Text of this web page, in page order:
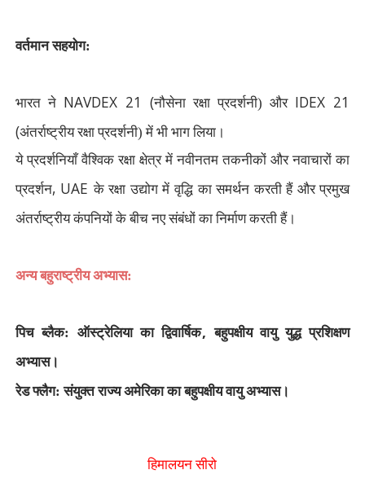
वर्तमान सहयोग:
भारत ने NAVDEX 21 (नौसेना रक्षा प्रदर्शनी) और IDEX 21
(अंतर्राष्ट्रीय रक्षा प्रदर्शनी) में भी भाग लिया।
ये प्रदर्शनियाँ वैश्विक रक्षा क्षेत्र में नवीनतम तकनीकों और नवाचारों का
प्रदर्शन, UAEके रक्षा उद्योग में वृद्धि का समर्थन करती हैं और प्रमुख
अंतर्राष्ट्रीय कंपनियों के बीच नए संबंधों का निर्माण करती हैं।
अन्य बहुराष्ट्रीय अभ्यास:
पिच ब्लैक: ऑस्ट्रेलिया का द्विवार्षिक,बहुपक्षीय वायु युद्ध प्रशिक्षण
अभ्यास।
रेड फ्लैग: संयुक्त राज्य अमेरिका का बहुपक्षीय वायु अभ्यास।
हिमालयन सीरो